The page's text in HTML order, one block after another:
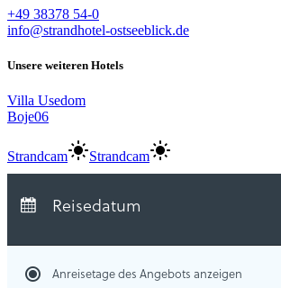
+49 38378 54-0
info@strandhotel-ostseeblick.de
Unsere weiteren Hotels
Villa Usedom
Boje06
Strandcam Strandcam
Abreise:keine Auswahl
Reisedatum
Anreisetage des Angebots anzeigen